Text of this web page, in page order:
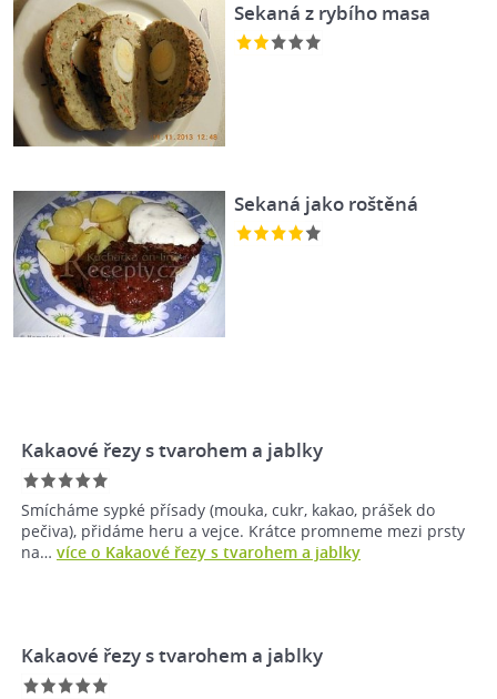
Sekaná z rybího masa
Sekaná jako roštěná
Kakaové řezy s tvarohem a jablky
Smícháme sypké přísady (mouka, cukr, kakao, prášek do
pečiva), přidáme heru a vejce. Krátce promneme mezi prsty
na… více o Kakaové řezy s tvarohem a jablky
Kakaové řezy s tvarohem a jablky